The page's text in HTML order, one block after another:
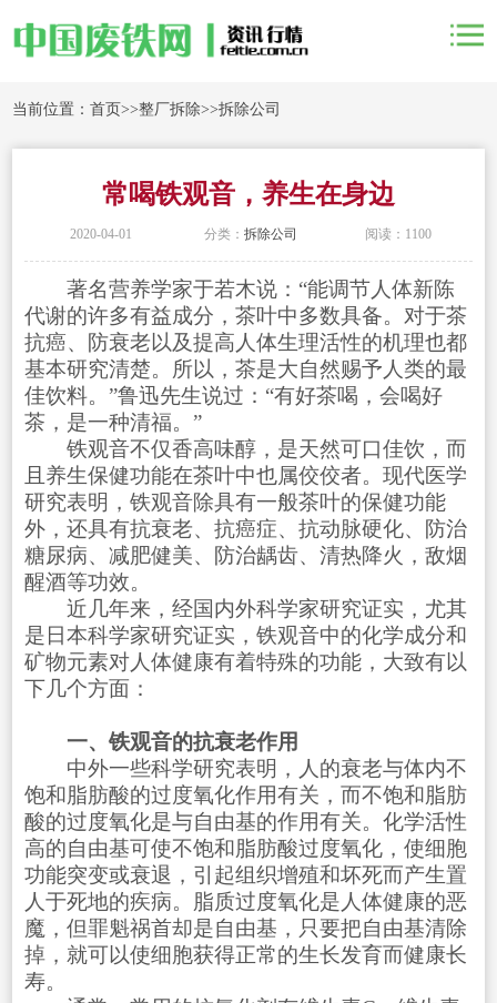
当前位置：首页>>整厂拆除>>拆除公司
常喝铁观音，养生在身边
2020-04-01 分类： 拆除公司 阅读：1100
著名营养学家于若木说：“能调节人体新陈
代谢的许多有益成分，茶叶中多数具备。对于茶
抗癌、防衰老以及提高人体生理活性的机理也都
基本研究清楚。所以，茶是大自然赐予人类的最
佳饮料。”鲁迅先生说过：“有好茶喝，会喝好
茶，是一种清福。”
铁观音不仅香高味醇，是天然可口佳饮，而
且养生保健功能在茶叶中也属佼佼者。现代医学
研究表明，铁观音除具有一般茶叶的保健功能
外，还具有抗衰老、抗癌症、抗动脉硬化、防治
糖尿病、减肥健美、防治龋齿、清热降火，敌烟
醒酒等功效。
近几年来，经国内外科学家研究证实，尤其
是日本科学家研究证实，铁观音中的化学成分和
矿物元素对人体健康有着特殊的功能，大致有以
下几个方面：
一、铁观音的抗衰老作用
中外一些科学研究表明，人的衰老与体内不
饱和脂肪酸的过度氧化作用有关，而不饱和脂肪
酸的过度氧化是与自由基的作用有关。化学活性
高的自由基可使不饱和脂肪酸过度氧化，使细胞
功能突变或衰退，引起组织增殖和坏死而产生置
人于死地的疾病。脂质过度氧化是人体健康的恶
魔，但罪魁祸首却是自由基，只要把自由基清除
掉，就可以使细胞获得正常的生长发育而健康长
寿。